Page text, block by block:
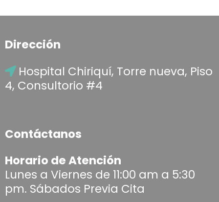
Dirección
Hospital Chiriquí, Torre nueva, Piso
4, Consultorio #4
Contáctanos
Horario de Atención
Lunes a Viernes de 11:00 am a 5:30
pm. Sábados Previa Cita